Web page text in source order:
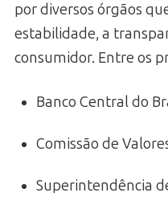
por diversos órgãos
estabilidade, a
consumidor. Entre os
Banco Central do
Comissão de
Superintendência